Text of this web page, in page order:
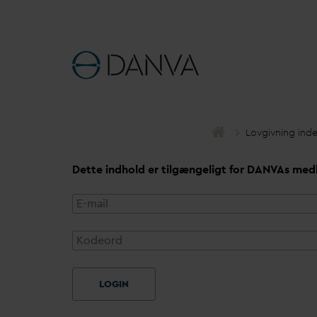
Lovgivning
Dette indhold er tilgængeligt for DANVAs
LOGIN